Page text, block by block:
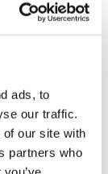
ads, to
our traffic.
our site with
partners who
| Leder for Deal